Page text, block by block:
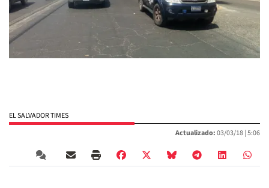
EL SALVADOR TIMES
Actualizado:03/03/18 |5:06